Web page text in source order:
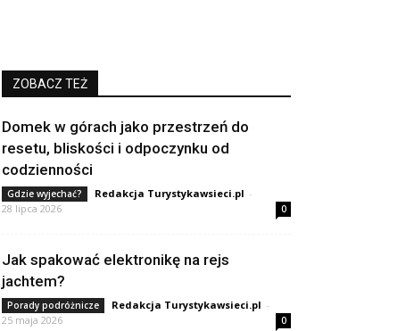
ZOBACZ TEŻ
Domek w górach jako przestrzeń do
resetu, bliskości i odpoczynku od
codzienności
Gdzie wyjechać? Redakcja Turystykawsieci.pl -
28 lipca 2026
0
Jak spakować elektronikę na rejs
jachtem?
Porady podróżnicze Redakcja Turystykawsieci.pl -
25 maja 2026
0